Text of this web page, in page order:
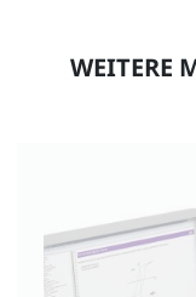
Kurs
WEITERE